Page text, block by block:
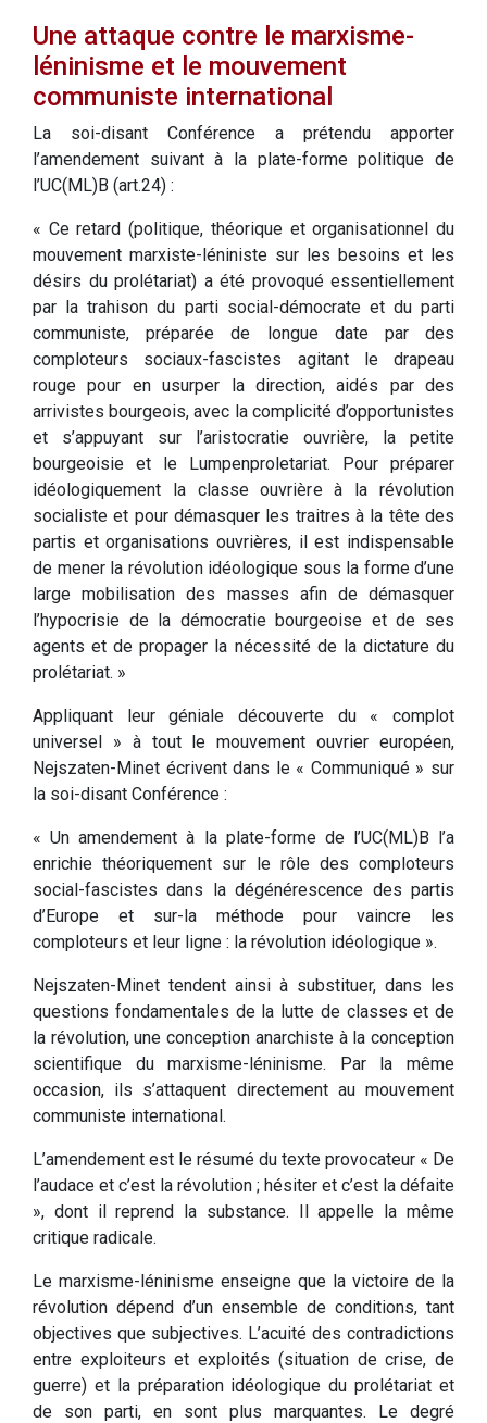
Une attaque contre le marxisme-
léninisme et le mouvement
communiste international
La soi-disant Conférence a prétendu apporter
l’amendement suivant à la plate-forme politique de
l’UC(ML)B (art.24) :
« Ce retard (politique, théorique et organisationnel du
mouvement marxiste-léniniste sur les besoins et les
désirs du prolétariat) a été provoqué essentiellement
par la trahison du parti social-démocrate et du parti
communiste, préparée de longue date par des
comploteurs sociaux-fascistes agitant le drapeau
rouge pour en usurper la direction, aidés par des
arrivistes bourgeois, avec la complicité d’opportunistes
et s’appuyant sur l’aristocratie ouvrière, la petite
bourgeoisie et le Lumpenproletariat. Pour préparer
idéologiquement la classe ouvrière à la révolution
socialiste et pour démasquer les traitres à la tête des
partis et organisations ouvrières, il est indispensable
de mener la révolution idéologique sous la forme d’une
large mobilisation des masses afin de démasquer
l’hypocrisie de la démocratie bourgeoise et de ses
agents et de propager la nécessité de la dictature du
prolétariat. »
Appliquant leur géniale découverte du « complot
universel » à tout le mouvement ouvrier européen,
Nejszaten-Minet écrivent dans le « Communiqué » sur
la soi-disant Conférence :
« Un amendement à la plate-forme de l’UC(ML)B l’a
enrichie théoriquement sur le rôle des comploteurs
social-fascistes dans la dégénérescence des partis
d’Europe et sur-la méthode pour vaincre les
comploteurs et leur ligne : la révolution idéologique ».
Nejszaten-Minet tendent ainsi à substituer, dans les
questions fondamentales de la lutte de classes et de
la révolution, une conception anarchiste à la conception
scientifique du marxisme-léninisme. Par la même
occasion, ils s’attaquent directement au mouvement
communiste international.
L’amendement est le résumé du texte provocateur « De
l’audace et c’est la révolution ; hésiter et c’est la défaite
», dont il reprend la substance. Il appelle la même
critique radicale.
Le marxisme-léninisme enseigne que la victoire de la
révolution dépend d’un ensemble de conditions, tant
objectives que subjectives. L’acuité des contradictions
entre exploiteurs et exploités (situation de crise, de
guerre) et la préparation idéologique du prolétariat et
de son parti, en sont plus marquantes. Le degré